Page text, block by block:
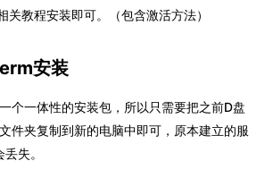
关教程安装即可。（包含激活方法）
安装
个一体性的安装包，所以只需要把之前D盘
件夹复制到新的电脑中即可，原本建立的服
失。